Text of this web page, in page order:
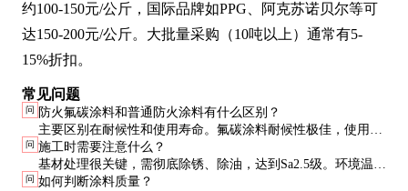
约100-150元/公斤，国际品牌如PPG、阿克苏诺贝尔等可
达150-200元/公斤。大批量采购（10吨以上）通常有5-
15%折扣。
常见问题
问
防火氟碳涂料和普通防火涂料有什么区别？
主要区别在耐候性和使用寿命。氟碳涂料耐候性极佳，使用寿
命可达15-20年，是普通防火涂料的2-3倍。同时保持优异的防
火性能，适合外露使用。
问 施工时需要注意什么？
基材处理很关键，需彻底除锈、除油，达到Sa2.5级。环境温度
宜在5-35℃，湿度≤85%。涂层厚度要均匀，通常需2-3道施
问 如何判断涂料质量？